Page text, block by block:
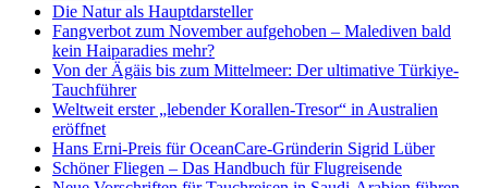
Die Natur als Hauptdarsteller
Fangverbot zum November aufgehoben – Malediven bald
kein Haiparadies mehr?
Von der Ägäis bis zum Mittelmeer: Der ultimative Türkiye-
Tauchführer
Weltweit erster „lebender Korallen-Tresor“ in Australien
eröffnet
Hans Erni-Preis für OceanCare-Gründerin Sigrid Lüber
Schöner Fliegen – Das Handbuch für Flugreisende